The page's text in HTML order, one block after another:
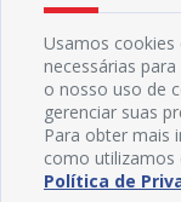
Usamos cookies
necessárias
o nosso uso de
gerenciar suas
Para obter mais
como utilizamos
Política de